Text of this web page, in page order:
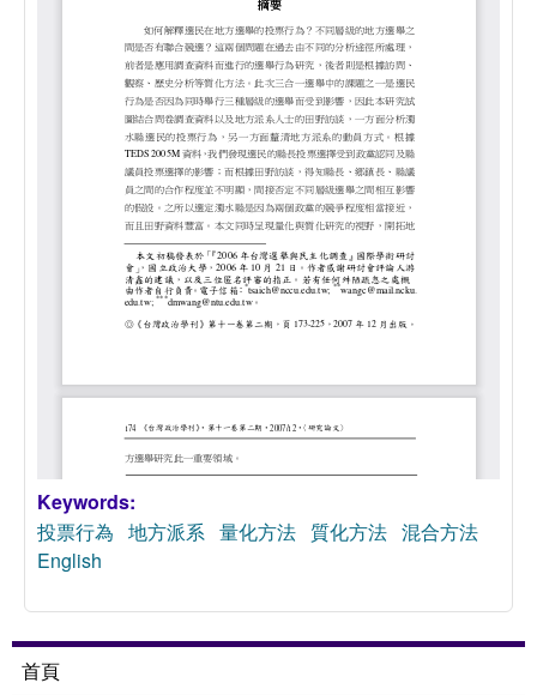
Keywords:
投票行為 地方派系 量化方法 質化方法 混合方法
English
首頁